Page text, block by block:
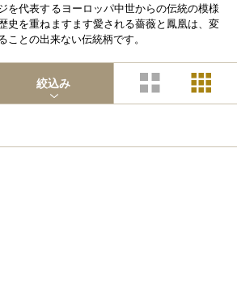
を代表するヨーロッパ中世からの伝統の模様
史を重ねますます愛される薔薇と鳳凰は、変
ことの出来ない伝統柄です。
絞込み